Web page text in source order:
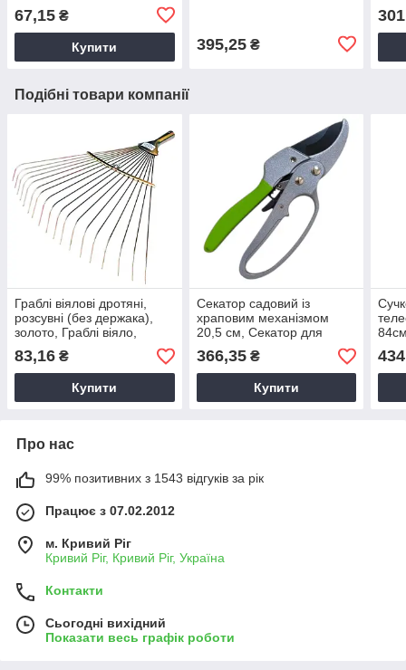
67,15 ₴
Купити 395,25₴
Подібні товари компанії
Граблі віялові дротяні,
розсувні (без держака),
золото, Граблі віяло,
Граблі віялові металеві
83,16 ₴
Купити
Секатор садовий із
храповим механізмом
20,5 cм, Секатор для
обрізки гілок, Секатор
храповий
366,35₴
Купити
із
Про нас
99% позитивних з 1543 відгуків за рік
Працює з 07.02.2012
м. Кривий Ріг
Кривий Ріг, Кривий Ріг, Україна
Контакти
Сьогодні вихідний
Показати весь графік роботи